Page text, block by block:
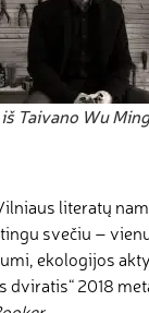
Taivano Wu
literatų
svečiu –
ekologijos
dviratis“ 2018